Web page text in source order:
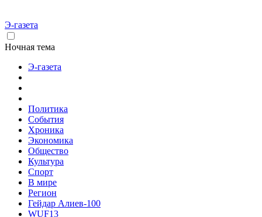
Э-газета
Ночная тема
Э-газета
Политика
События
Хроника
Экономика
Общество
Культура
Спорт
В мире
Регион
Гейдар Алиев-100
WUF13